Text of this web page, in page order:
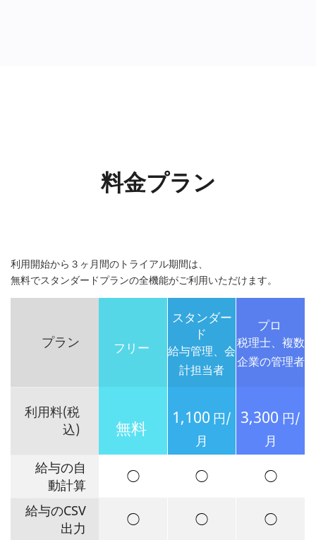
料金プラン
利用開始から３ヶ月間のトライアル期間は、
無料でスタンダードプランの全機能がご利用いただけます。
プラン フリー
スタンダー
ド
給与管理、会
計担当者
プロ
税理士、複数
企業の管理者
利用料(税
込)
無料
1,100 円/
月
3,300 円/
月
給与の自
動計算
◯ ◯ ◯
給与のCSV
出力
◯ ◯
◯